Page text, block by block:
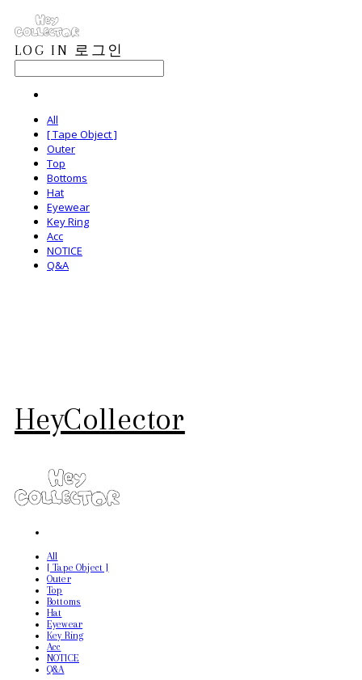
LOG IN 로그인
All
[ Tape Object ]
Outer
Top
Bottoms
Hat
Eyewear
Key Ring
Acc
NOTICE
Q&A
HeyCollector
All
[ Tape Object ]
Outer
Top
Bottoms
Hat
Eyewear
Key Ring
Acc
NOTICE
Q&A